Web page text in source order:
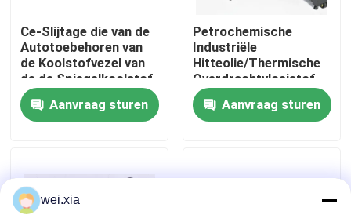
Neem contact met ons op
Nieuws
AAC-Autoclaaf
Ce-Slijtage die van de
Autotoebehoren van
de Koolstofvezel van
de de Spiegelkoolstof
de Vezel tegen
Producten verzetten
zich
Aanvraag sturen
Petrochemische
Industriële
Hitteolie/Thermische
Overdrachtvloeistof
voor
Verwarmingssysteem
Aanvraag sturen
wei.xia